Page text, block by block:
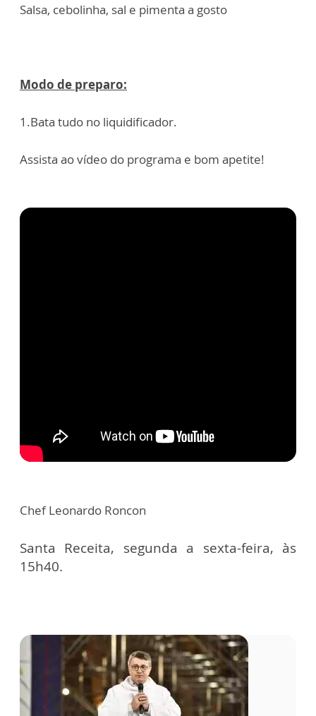
Salsa, cebolinha, sal e pimenta a gosto
Modo de preparo:
1.Bata tudo no liquidificador.
Assista ao vídeo do programa e bom apetite!
Chef Leonardo Roncon
Santa Receita, segunda a sexta-feira, às
15h40.